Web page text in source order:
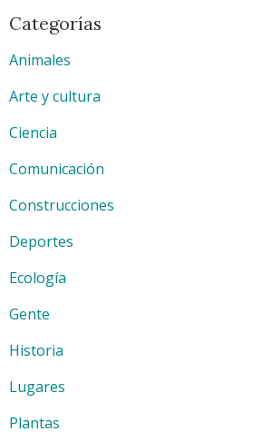
Categorías
Animales
Arte y cultura
Ciencia
Comunicación
Construcciones
Deportes
Ecología
Gente
Historia
Lugares
Plantas